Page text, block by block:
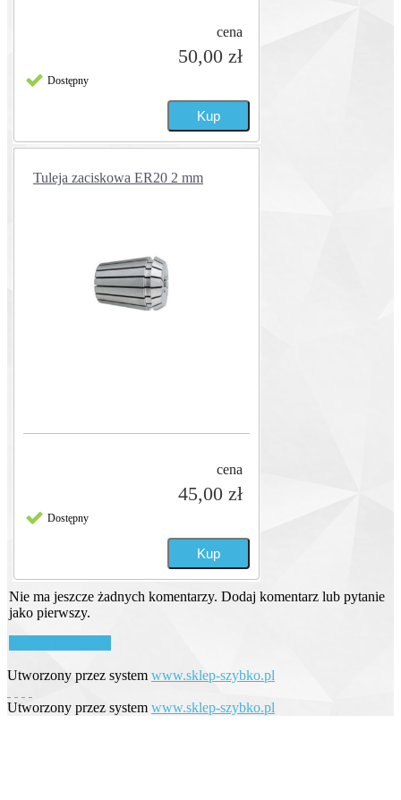
cena
50,00 zł
Dostępny
Tuleja zaciskowa ER20 2 mm
cena
45,00 zł
Dostępny
Nie ma jeszcze żadnych komentarzy. Dodaj komentarz lub pytanie
jako pierwszy.
Utworzony przez system www.sklep-szybko.pl
Utworzony przez system www.sklep-szybko.pl